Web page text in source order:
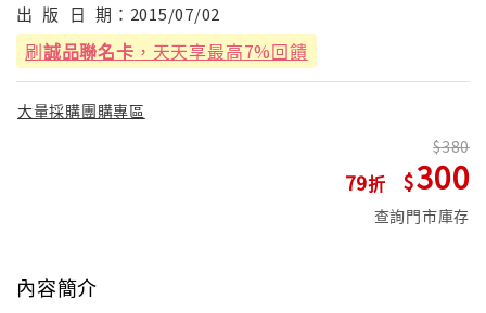
出 版 日 期： 2015/07/02
刷誠品聯名卡 ，天天享最高7%回饋
大量採購團購專區
79
380
300
查詢門市庫存
內容簡介